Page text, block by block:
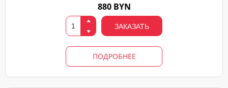
880 BYN
ЗАКАЗАТЬ
ПОДРОБНЕЕ